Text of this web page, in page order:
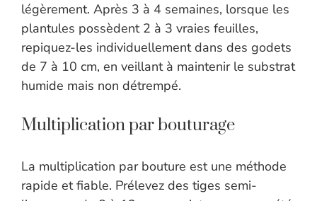
légèrement. Après 3 à 4 semaines, lorsque les
plantules possèdent 2 à 3 vraies feuilles,
repiquez-les individuellement dans des godets
de 7 à 10 cm, en veillant à maintenir le substrat
humide mais non détrempé.
Multiplication par bouturage
La multiplication par bouture est une méthode
rapide et fiable. Prélevez des tiges semi-